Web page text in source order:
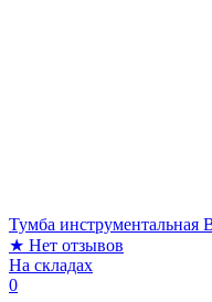
Тумба инструментальная
★ Нет отзывов
На складах
0